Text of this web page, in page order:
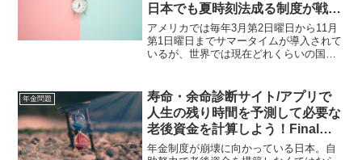
日本でも夏時刻法成る制度が戦後
にあったが現代社会では混乱必
至!?
アメリカでは毎年3月第2日曜日から11月
第1日曜日までサマータイムが導入されて
いるが、世界では現在どれくらいの国で
なる法律でサマータイムがあったのはご
存知だろうか？
年金問題
寿命・余命診断サイト/アプリで
人生の残り時間を予測して必要な
老後資金を計算しよう！Final
Countdown(ファイナルカウント
年金制度が崩壊に向かっている日本。自